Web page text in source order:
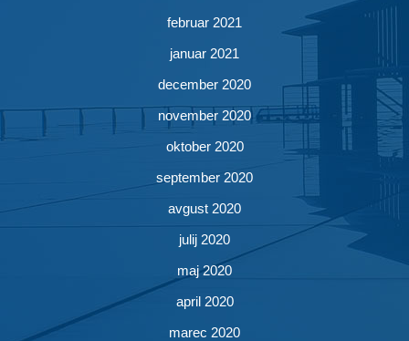
februar 2021
januar 2021
december 2020
november 2020
oktober 2020
september 2020
avgust 2020
julij 2020
maj 2020
april 2020
marec 2020